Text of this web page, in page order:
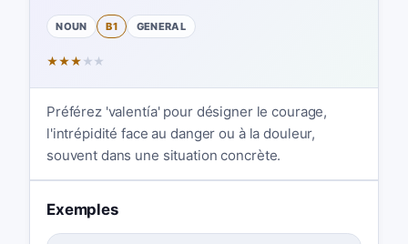
NOUN B1 GENERAL
★★★ ★ ★
Préférez 'valentía' pour désigner le courage,
l'intrépidité face au danger ou à la douleur,
souvent dans une situation concrète.
Exemples